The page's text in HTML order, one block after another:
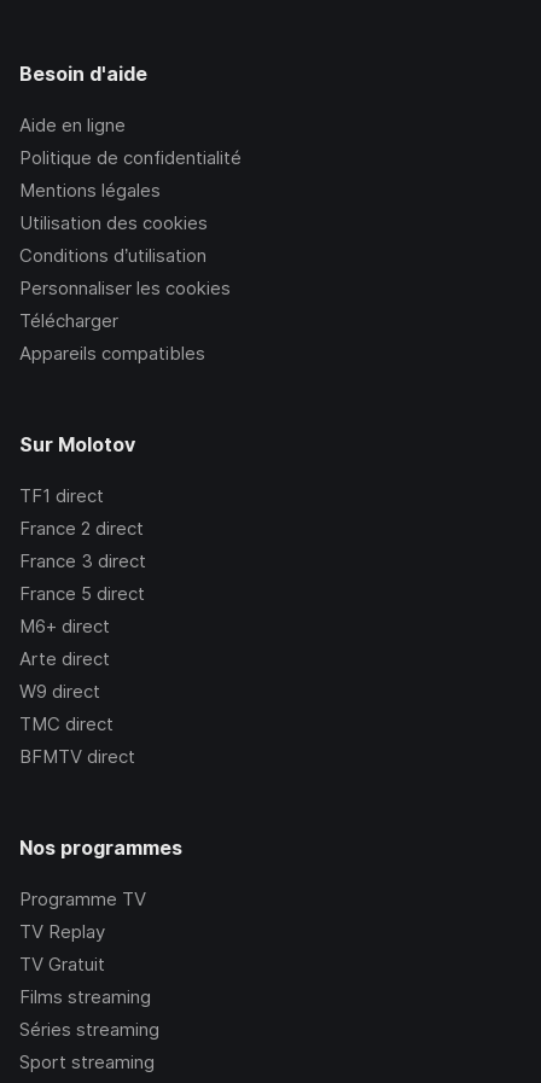
Besoin d'aide
Aide en ligne
Politique de confidentialité
Mentions légales
Utilisation des cookies
Conditions d’utilisation
Personnaliser les cookies
Télécharger
Appareils compatibles
Sur Molotov
TF1 direct
France 2 direct
France 3 direct
France 5 direct
M6+ direct
Arte direct
W9 direct
TMC direct
BFMTV direct
Nos programmes
Programme TV
TV Replay
TV Gratuit
Films streaming
Séries streaming
Sport streaming